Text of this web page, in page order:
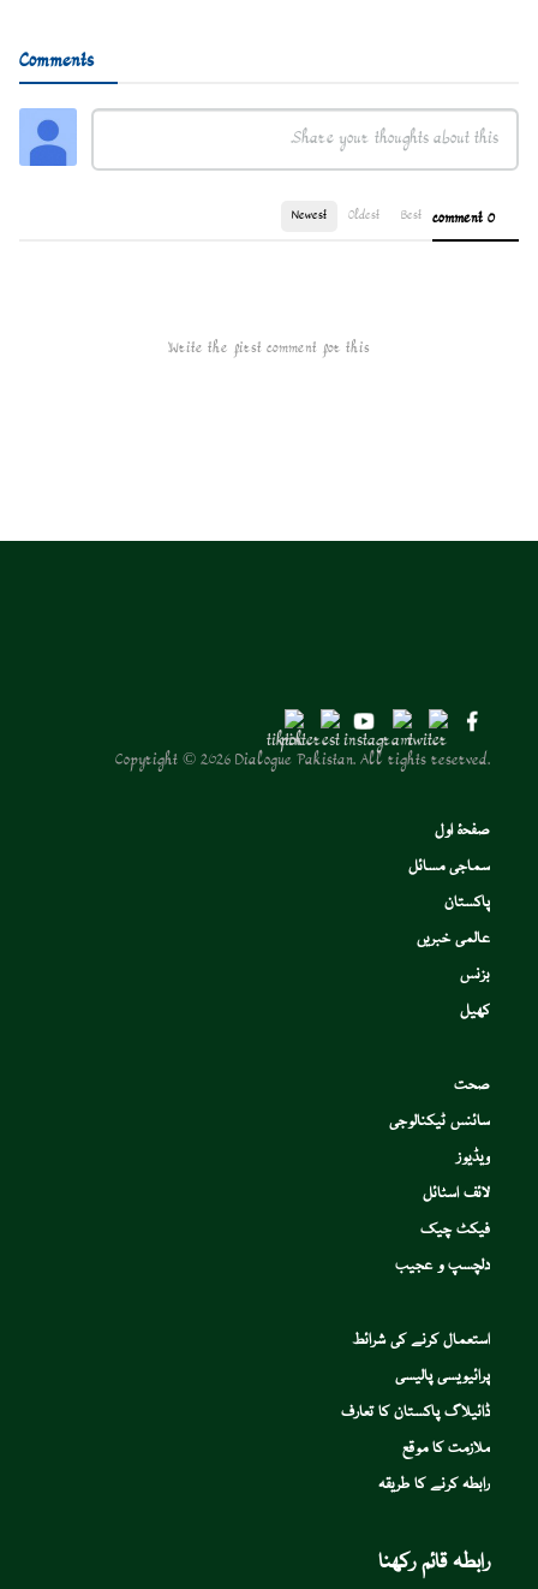
Comments
0 comment
Best
Oldest
Newest
Write the first comment for this!
Copyright © 2026 Dialogue Pakistan. All rights reserved.
صفحۂ اول
سماجی مسائل
پاکستان
عالمی خبریں
بزنس
کھیل
صحت
سائنس ٹیکنالوجی
ویڈیوز
لائف اسٹائل
فیکٹ چیک
دلچسپ و عجیب
استعمال کرنے کی شرائط
پرائیویسی پالیسی
ڈائیلاگ پاکستان کا تعارف
ملازمت کا موقع
رابطہ کرنے کا طریقہ
رابطہ قائم رکھنا